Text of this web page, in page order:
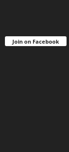
Join on Facebook